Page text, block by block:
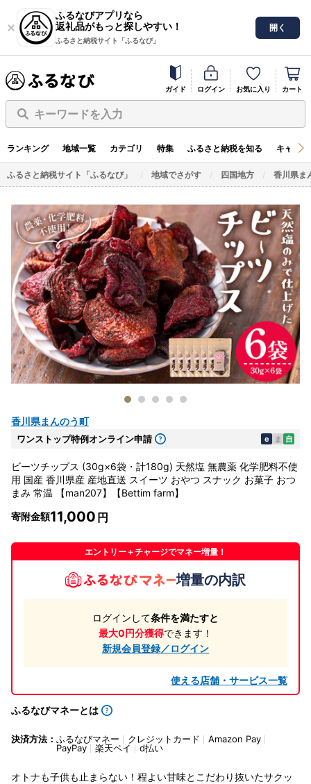
ふるなびアプリなら
返礼品がもっと探しやすい！
ふるさと納税サイト「ふるなび」
開く
ガイド ログイン お気に入り カート
キーワードを入力
ランキング 地域一覧 カテゴリ 特集 ふるさと納税を知る キャン
ふるさと納税サイト「ふるなび」 地域でさがす 四国地方 香川県ま
香川県まんのう町
ワンストップ特例オンライン申請 e ま 自
ビーツチップス (30g×6袋・計180g) 天然塩 無農薬 化学肥料不使
用 国産 香川県産 産地直送 スイーツ おやつ スナック お菓子 おつ
まみ 常温 【man207】【Bettim farm】
寄附金額11,000
エントリー＋チャージでマネー増量！
増量の内訳
ログインして条件を満たすと
最大0円分獲得できます！
新規会員登録／ログイン
使える店舗・サービス一覧
ふるなびマネーとは
決済方法： ふるなびマネー クレジットカード
Amazon Pay
PayPay
楽天ペイ d払い
オトナも子供も止まらない！程よい甘味とこだわり抜いたサクッ